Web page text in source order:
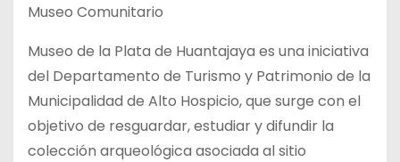
Museo Comunitario
Museo de la Plata de Huantajaya es una iniciativa
del Departamento de Turismo y Patrimonio de la
Municipalidad de Alto Hospicio, que surge con el
objetivo de resguardar, estudiar y difundir la
colección arqueológica asociada al sitio